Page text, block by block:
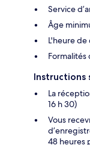
Service
Âge
L'heure de
Formalités
Instructions
La
16 h 30)
Vous
48 heures